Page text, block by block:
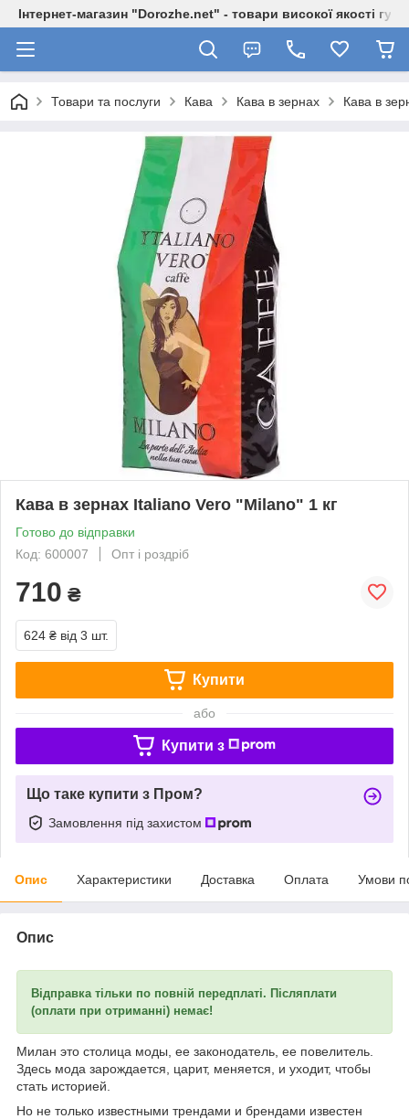
Інтернет-магазин "Dorozhe.net" - товари високої якості
Товари та послуги Кава Кава в зернах Кава в
Кава в зернах Italiano Vero "Milano" 1 кг
Готово до відправки
Код: 600007
Опт і роздріб
710 ₴
624 ₴ від 3 шт.
Купити
або
Купити з
Що таке купити з Пром?
Замовлення під захистом
Опис Характеристики Доставка Оплата Умови
Опис
Відправка тільки по повній передплаті. Післяплати
(оплати при отриманні) немає!
Милан это столица моды, ее законодатель, ее повелитель.
Здесь мода зарождается, царит, меняется, и уходит, чтобы
стать историей.
Но не только известными трендами и брендами известен